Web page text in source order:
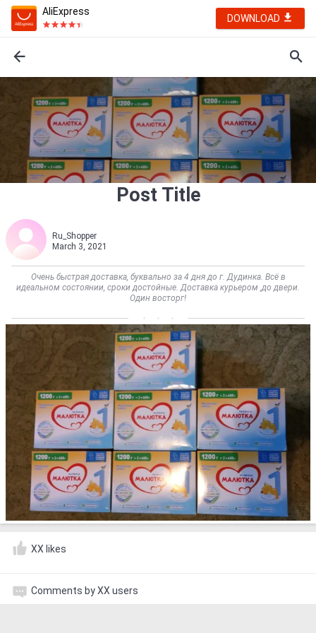
AliExpress
DOWNLOAD
Post Title
Ru_Shopper
March 3, 2021
Очень быстрая доставка, буквально за 4 дня до г. Дудинка. Всё в
идеальном состоянии, сроки достойные. Доставка курьером ,до двери.
Один восторг!
XX likes
Comments by XX users